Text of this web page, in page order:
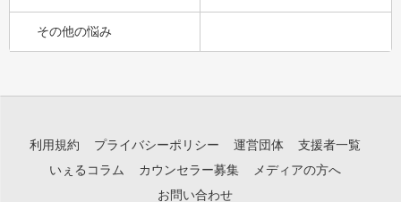
その他の悩み
利用規約 プライバシーポリシー 運営団体
支援者一覧
いぇるコラム
カウンセラー募集
メディアの方へ
お問い合わせ